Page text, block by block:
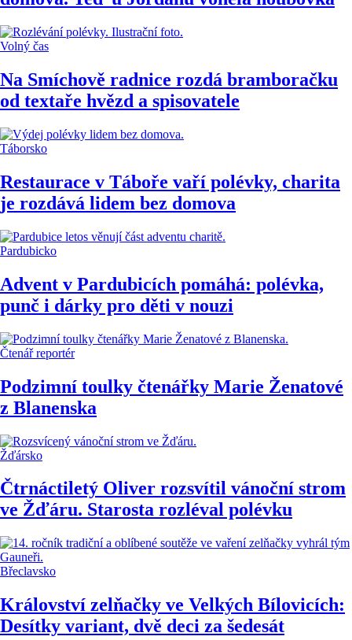
Volný čas
Na Smíchově radnice rozdá bramboračku
od textaře hvězd a spisovatele
Táborsko
Restaurace v Táboře vaří polévky, charita
je rozdává lidem bez domova
Pardubicko
Advent v Pardubicích pomáhá: polévka,
punč i dárky pro děti v nouzi
Čtenář reportér
Podzimní toulky čtenářky Marie Ženatové
z Blanenska
Žďársko
Čtrnáctiletý Oliver rozsvítil vánoční strom
ve Žďáru. Starosta rozléval polévku
Břeclavsko
Království zelňačky ve Velkých Bílovicích:
Desítky variant, dvě deci za šedesát